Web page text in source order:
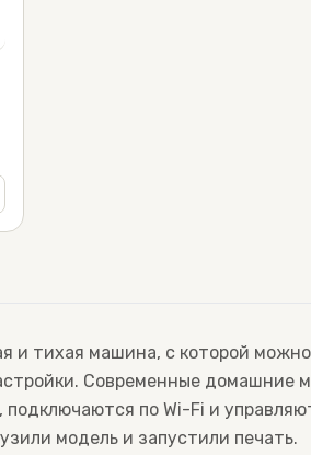
и тихая машина, с которой
Современные домашние
по Wi-Fi и
модель и запустили печать.